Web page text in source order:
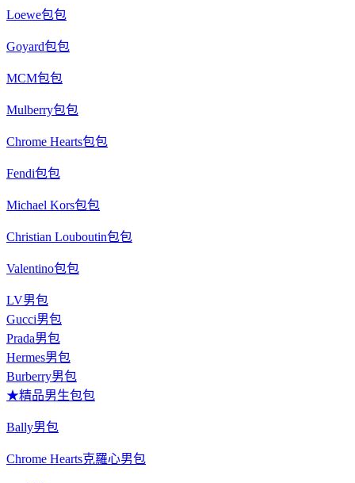
Loewe包包
Goyard包包
MCM包包
Mulberry包包
Chrome Hearts包包
Fendi包包
Michael Kors包包
Christian Louboutin包包
Valentino包包
LV男包
Gucci男包
Prada男包
Hermes男包
Burberry男包
★精品男生包包
Bally男包
Chrome Hearts克羅心男包